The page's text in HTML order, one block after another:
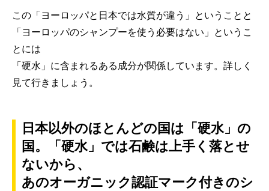
この「ヨーロッパと日本では水質が違う」ということと
「ヨーロッパのシャンプーを使う必要はない」というこ
とには
「硬水」に含まれるある成分が関係しています。詳しく
見て行きましょう。
日本以外のほとんどの国は「硬水」の
国。「硬水」では石鹸は上手く落とせ
ないから、
あのオーガニック認証マーク付きのシ